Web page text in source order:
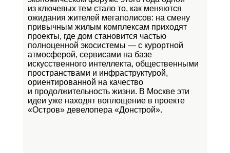
из ключевых тем стало то, как меняются
ожидания жителей мегаполисов: на смену
привычным жилым комплексам приходят
проекты, где дом становится частью
полноценной экосистемы — с курортной
атмосферой, сервисами на базе
искусственного интеллекта, общественными
пространствами и инфраструктурой,
ориентированной на качество
и продолжительность жизни. В Москве эти
идеи уже находят воплощение в проекте
«Остров» девелопера «Донстрой».